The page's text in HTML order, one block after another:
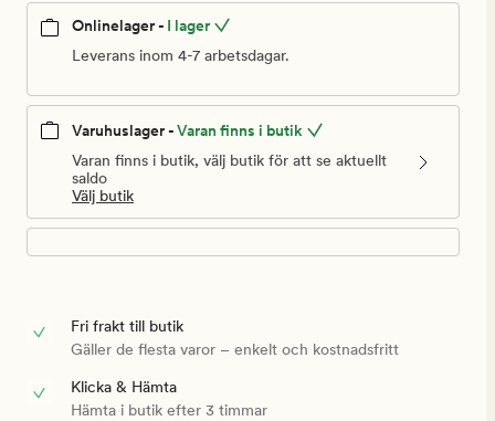
Onlinelager - I lager
Leverans inom 4-7 arbetsdagar.
Varuhuslager -Varan finns i butik
Varan finns i butik, välj butik för att se aktuellt
saldo
Välj butik
Fri frakt till butik
Gäller de flesta varor – enkelt och kostnadsfritt
Klicka & Hämta
Hämta i butik efter 3 timmar